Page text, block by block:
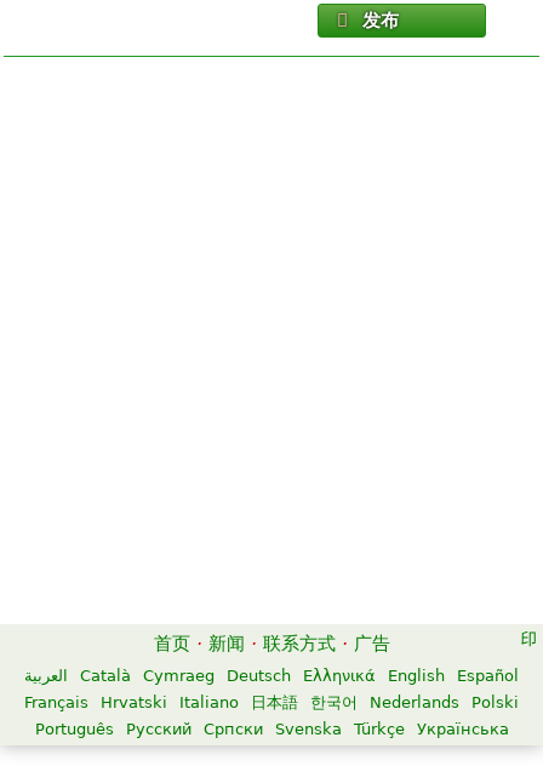
发布
首页 · 新闻 · 联系方式 · 广告
العربية Català Cymraeg Deutsch Ελληνικά English
Español
Français
Hrvatski Italiano 日本語 한국어 Nederlands
Polski
Português
Русский Српски Svenska Türkçe Українська